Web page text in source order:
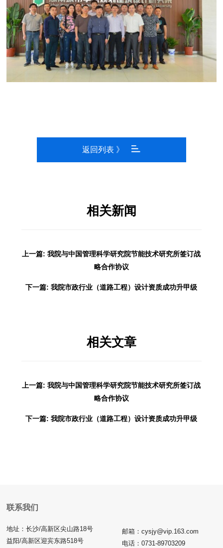
返回列表 》
相关新闻
上一篇: 我院与中国管理科学研究院节能技术研究所签订战
略合作协议
下一篇: 我院市政行业（道路工程）设计资质成功升甲级
相关文章
上一篇: 我院与中国管理科学研究院节能技术研究所签订战
略合作协议
下一篇: 我院市政行业（道路工程）设计资质成功升甲级
联系我们
地址：长沙/高新区尖山路18号
益阳/高新区迎宾东路518号
邮箱：cysjy@vip.163.com
电话：0731-89703209